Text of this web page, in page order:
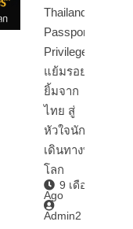
Thailand
Passport
Privileges”
แย้มรอย
ยิ้มจาก
ไทย สู่
หัวใจนัก
เดินทางทั่ว
โลก
9 เดือน
Ago
Admin2